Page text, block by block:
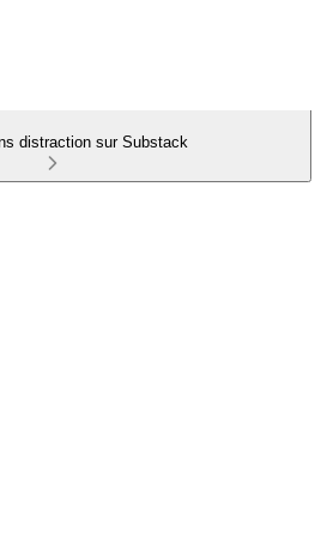
distraction sur Substack